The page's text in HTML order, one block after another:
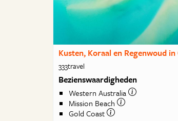
Kusten, Koraal en Regenwoud
333travel
Bezienswaardigheden
Western Australia
Mission Beach
Gold Coast